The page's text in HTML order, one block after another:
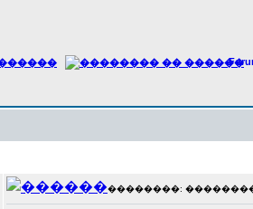
��������: ���������